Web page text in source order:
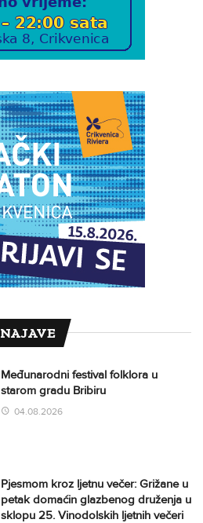
NAJAVE
Međunarodni festival folklora u
starom gradu Bribiru
04.08.2026
Pjesmom kroz ljetnu večer: Grižane u
petak domaćin glazbenog druženja u
sklopu 25. Vinodolskih ljetnih večeri